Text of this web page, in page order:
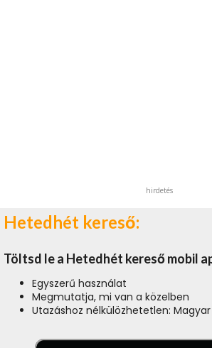
hirdetés
Hetedhét kereső:
Töltsd le a Hetedhét kereső mobil
Egyszerű használat
Megmutatja, mi van a közelben
Utazáshoz nélkülözhetetlen: